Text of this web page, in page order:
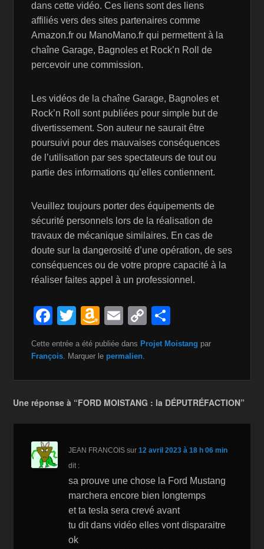
dans cette vidéo. Ces liens sont des liens
affiliés vers des sites partenaires comme
Amazon.fr ou ManoMano.fr qui permettent à la
chaîne Garage, Bagnoles et Rock’n Roll de
percevoir une commission.
Les vidéos de la chaîne Garage, Bagnoles et
Rock’n Roll sont publiées pour simple but de
divertissement. Son auteur ne saurait être
poursuivi pour des mauvaises conséquences
de l’utilisation par ses spectateurs de tout ou
partie des informations qu’elles contiennent.
Veuillez toujours porter des équipements de
sécurité personnels lors de la réalisation de
travaux de mécanique similaires. En cas de
doute sur la dangerosité d’une opération, de ses
conséquences ou de votre propre capacité à la
réaliser faites appel à un professionnel.
F
c
o
o
k
T
wi
tt
A
m
a
n
W
is
Li
st
E
m
ail
C
o
p
n
k
ar
ta
Cette entrée a été publiée dans Projet Moistang par
François. Marquer le permalien.
Une réponse à “FORD MOISTANG : la DÉPUTRÉFACTION”
JEAN FRANCOIS sur12 avril 2023 à 18 h 06 min
dit :
sa prouve une chose la Ford Mustang
marchera encore bien longtemps
et ta tesla sera crevé avant
tu dit dans vidéo elles vont disparaitre
ok